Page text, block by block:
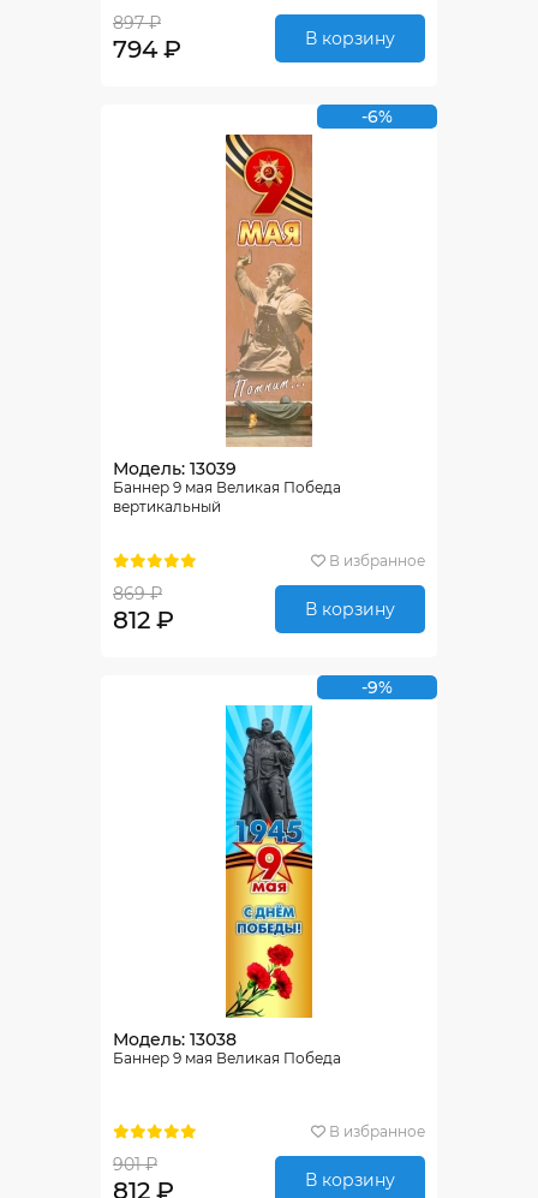
897 ₽
794 ₽ В корзину
-6%
Модель: 13039
Баннер 9 мая Великая Победа
вертикальный
В избранное
869 ₽
812 ₽ В корзину
-9%
Модель: 13038
Баннер 9 мая Великая Победа
В избранное
901 ₽
812 ₽ В корзину